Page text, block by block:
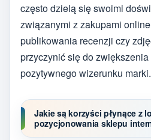
często dzielą się swoimi
związanymi z zakupami
publikowania recenzji czy
przyczynić się do
pozytywnego wizerunku marki.
Jakie są korzyści płynące z
pozycjonowania sklepu